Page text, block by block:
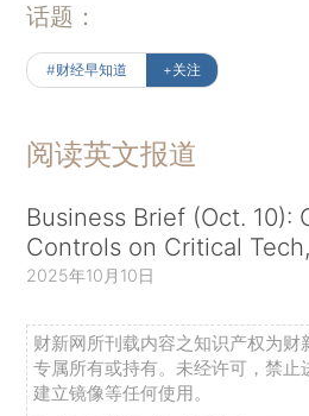
话题：
#财经早知道 +关注
阅读英文报道
Business Brief (Oct. 10):
Controls on Critical
2025年10月10日
财新网所刊载内容之知识产权为财
专属所有或持有。未经许可，禁止
建立镜像等任何使用。